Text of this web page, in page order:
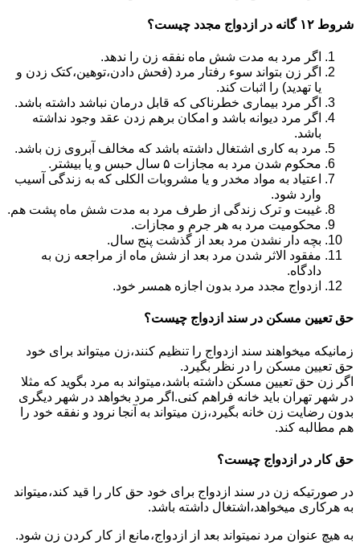
شروط ۱۲ گانه در ازدواج مجدد چیست؟
اگر مرد به مدت شش ماه نفقه زن را ندهد.
اگر زن بتواند سوء رفتار مرد (فحش دادن،توهین،کتک زدن و
یا تهدید) را اثبات کند.
اگر مرد بیماری خطرناکی که قابل درمان نباشد داشته باشد.
اگر مرد دیوانه باشد و امکان برهم زدن عقد وجود نداشته
باشد.
مرد به کاری اشتغال داشته باشد که مخالف آبروی زن باشد.
محکوم شدن مرد به مجازات ۵ سال حبس و یا بیشتر.
اعتیاد به مواد مخدر و یا مشروبات الکلی که به زندگی آسیب
وارد شود.
غیبت و ترک زندگی از طرف مرد به مدت شش ماه پشت هم.
محکومیت مرد به هر جرم و مجازات.
بچه دار نشدن مرد بعد از گذشت پنج سال.
مفقود الاثر شدن مرد بعد از شش ماه از مراجعه زن به
دادگاه.
ازدواج مجدد مرد بدون اجازه همسر خود.
حق تعیین مسکن در سند ازدواج چیست؟
زمانیکه میخواهند سند ازدواج را تنظیم کنند،زن میتواند برای خود
حق تعیین مسکن را در نظر بگیرد.
اگر زن حق تعیین مسکن داشته باشد،میتواند به مرد بگوید که مثلا
در شهر تهران باید خانه فراهم کنی.اگر مرد بخواهد در شهر دیگری
بدون رضایت زن خانه بگیرد،زن میتواند به آنجا نرود و نفقه خود را
هم مطالبه کند.
حق کار در ازدواج چیست؟
در صورتیکه زن در سند ازدواج برای خود حق کار را قید کند،میتواند
به هرکاری میخواهد،اشتغال داشته باشد.
به هیچ عنوان مرد نمیتواند بعد از ازدواج،مانع از کار کردن زن شود.